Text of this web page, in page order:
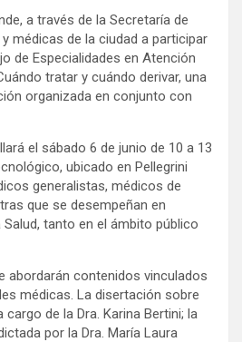
a través de la Secretaría de
médicas de la ciudad a participar
de Especialidades en Atención
tratar y cuándo derivar, una
organizada en conjunto con
el sábado 6 de junio de 10 a 13
ubicado en Pellegrini
generalistas, médicos de
que se desempeñan en
tanto en el ámbito público
abordarán contenidos vinculados
médicas. La disertación sobre
de la Dra. Karina Bertini; la
por la Dra. María Laura